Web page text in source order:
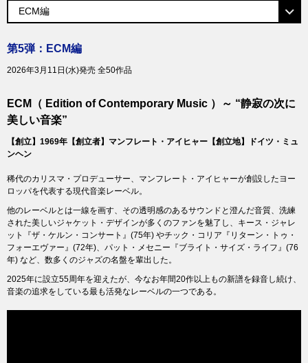
第5弾：ECM編
2026年3月11日(水)発売 全50作品
ECM（ Edition of Contemporary Music ）～ “静寂の次に
美しい音楽”
【創立】1969年【創立者】マンフレート・アイヒャー【創立地】ドイツ・ミュ
ンヘン
稀代のカリスマ・プロデューサー、マンフレート・アイヒャーが創設したヨー
ロッパを代表する現代音楽レーベル。
他のレーベルとは一線を画す、その透明感のあるサウンドと澄んだ音質、洗練
された美しいジャケット・デザインが多くのファンを魅了し、キース・ジャレ
ット『ザ・ケルン・コンサート』(75年) やチック・コリア『リターン・トゥ・
フォーエヴァー』(72年)、パット・メセニー『ブライト・サイズ・ライフ』(76
年) など、数多くのジャズの名盤を輩出した。
2025年に設立55周年を迎えたが、今なお年間20作以上もの新譜を録音し続け、
音楽の追求をしている最も活発なレーベルの一つである。